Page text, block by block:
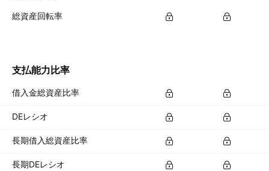
総資産回転率
支払能力比率
借入金総資産比率
DEレシオ
長期借入総資産比率
長期DEレシオ